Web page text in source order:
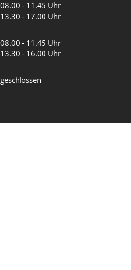
08.00 - 11.45 Uhr
13.30 - 17.00 Uhr
08.00 - 11.45 Uhr
13.30 - 16.00 Uhr
geschlossen